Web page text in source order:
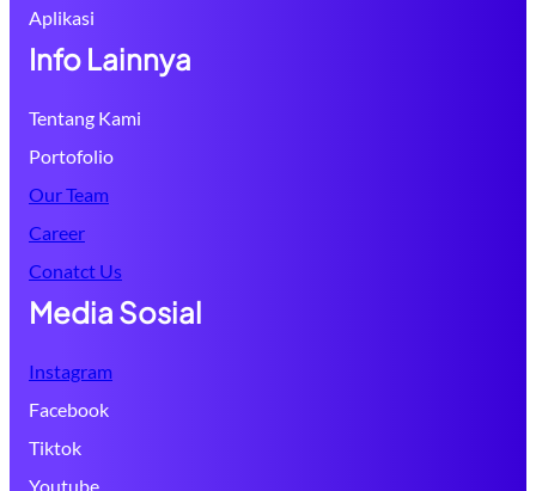
Aplikasi
Info Lainnya
Tentang Kami
Portofolio
Our Team
Career
Conatct Us
Media Sosial
Instagram
Facebook
Tiktok
Youtube